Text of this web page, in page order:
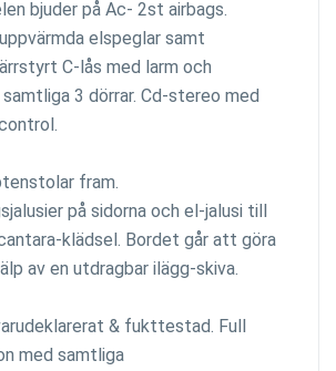
bjuder på Ac- 2st airbags.
elspeglar samt
C-lås med larm och
3 dörrar. Cd-stereo med
fram.
på sidorna och el-jalusi till
klädsel. Bordet går att göra
av en utdragbar ilägg-skiva.
& fukttestad. Full
med samtliga